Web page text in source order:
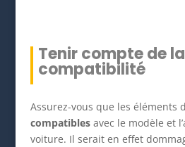
Tenir compte de la
compatibilité
Assurez-vous que les éléments
compatiblesavec le modèle et
voiture. Il serait en effet